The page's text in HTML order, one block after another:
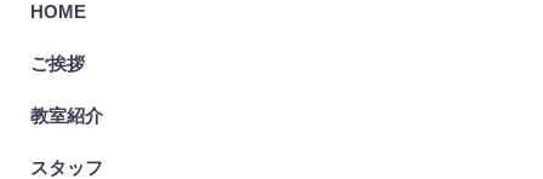
HOME
ご挨拶
教室紹介
スタッフ